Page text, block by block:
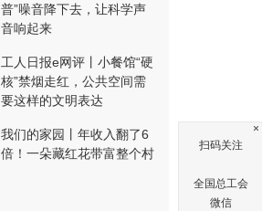
普”噪音降下去，让科学声
音响起来
工人日报e网评丨小餐馆“硬
核”禁烟走红，公共空间需
要这样的文明表达
我们的家园丨年收入翻了6
倍！一朵藏红花带富整个村
扫码关注
全国总工会
微信
×